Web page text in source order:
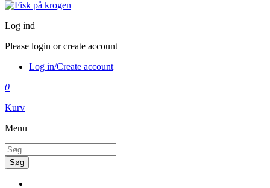
Log ind
Please login or create account
Log in/Create account
0
Kurv
Menu
Søg